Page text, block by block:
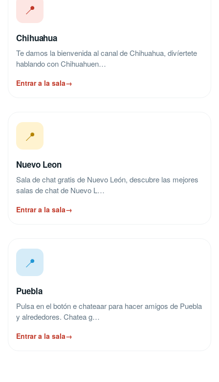
📍
Chihuahua
Te damos la bienvenida al canal de Chihuahua, divíertete
hablando con Chihuahuen…
Entrar a la sala→
📍
Nuevo Leon
Sala de chat gratis de Nuevo León, descubre las mejores
salas de chat de Nuevo L…
Entrar a la sala→
📍
Puebla
Pulsa en el botón e chateaar para hacer amigos de Puebla
y alrededores. Chatea g…
Entrar a la sala→